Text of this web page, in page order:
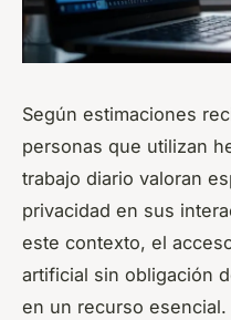
Según estimaciones
personas que utilizan
trabajo diario valoran
privacidad en sus
este contexto, el
artificial sin obligación
en un recurso